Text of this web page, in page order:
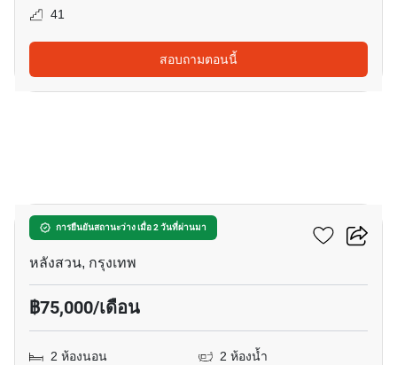
41
สอบถามตอนนี้
การยืนยันสถานะว่าง เมื่อ 2 วันที่ผ่านมา
คิว หลังสวน
หลังสวน, กรุงเทพ
฿75,000/เดือน
2 ห้องนอน
2 ห้องน้ำ